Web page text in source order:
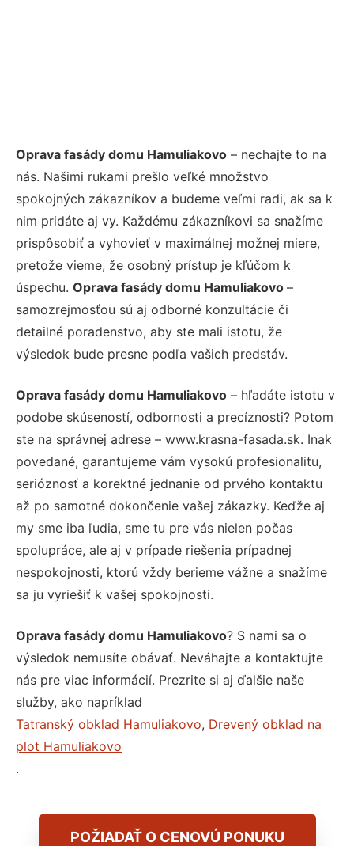
Oprava fasády domu Hamuliakovo – nechajte to na
nás. Našimi rukami prešlo veľké množstvo
spokojných zákazníkov a budeme veľmi radi, ak sa k
nim pridáte aj vy. Každému zákazníkovi sa snažíme
prispôsobiť a vyhovieť v maximálnej možnej miere,
pretože vieme, že osobný prístup je kľúčom k
úspechu. Oprava fasády domu Hamuliakovo –
samozrejmosťou sú aj odborné konzultácie či
detailné poradenstvo, aby ste mali istotu, že
výsledok bude presne podľa vašich predstáv.
Oprava fasády domu Hamuliakovo – hľadáte istotu v
podobe skúseností, odbornosti a precíznosti? Potom
ste na správnej adrese – www.krasna-fasada.sk. Inak
povedané, garantujeme vám vysokú profesionalitu,
serióznosť a korektné jednanie od prvého kontaktu
až po samotné dokončenie vašej zákazky. Keďže aj
my sme iba ľudia, sme tu pre vás nielen počas
spolupráce, ale aj v prípade riešenia prípadnej
nespokojnosti, ktorú vždy berieme vážne a snažíme
sa ju vyriešiť k vašej spokojnosti.
Oprava fasády domu Hamuliakovo? S nami sa o
výsledok nemusíte obávať. Neváhajte a kontaktujte
nás pre viac informácií. Prezrite si aj ďalšie naše
služby, ako napríklad
Tatranský obklad Hamuliakovo, Drevený obklad na
plot Hamuliakovo
.
POŽIADAŤ O CENOVÚ PONUKU